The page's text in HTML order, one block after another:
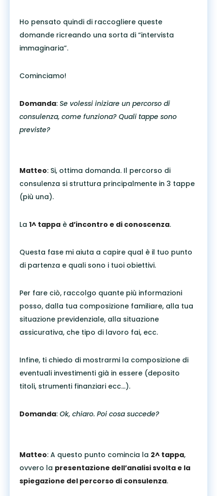
Ho pensato quindi di raccogliere queste
domande ricreando una sorta di “intervista
immaginaria”.
Cominciamo!
Domanda: Se volessi iniziare un percorso di
consulenza, come funziona? Quali tappe sono
previste?
Matteo: Si, ottima domanda. Il percorso di
consulenza si struttura principalmente in 3 tappe
(più una).
La 1^ tappa è d’incontro e di conoscenza.
Questa fase mi aiuta a capire qual è il tuo punto
di partenza e quali sono i tuoi obiettivi.
Per fare ciò, raccolgo quante più informazioni
posso, dalla tua composizione familiare, alla tua
situazione previdenziale, alla situazione
assicurativa, che tipo di lavoro fai, ecc.
Infine, ti chiedo di mostrarmi la composizione di
eventuali investimenti già in essere (deposito
titoli, strumenti finanziari ecc…).
Domanda: Ok, chiaro. Poi cosa succede?
Matteo: A questo punto comincia la 2^ tappa,
ovvero la presentazione dell’analisi svolta e la
spiegazione del percorso di consulenza.